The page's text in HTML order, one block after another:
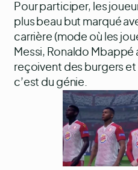
Pour participer, les
plus beau but marqué
carrière (mode où les
Messi, Ronaldo Mbappé
reçoivent des burgers et
c’est du génie.